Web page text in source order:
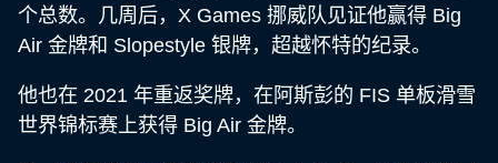
个总数。几周后，X Games 挪威队见证他赢得 Big
Air 金牌和 Slopestyle 银牌，超越怀特的纪录。
他也在 2021 年重返奖牌，在阿斯彭的 FIS 单板滑雪
世界锦标赛上获得 Big Air 金牌。